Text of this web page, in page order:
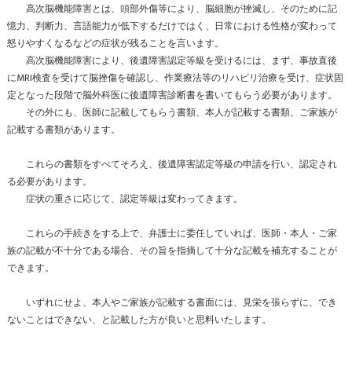
高次脳機能障害とは、頭部外傷等により、脳細胞が挫滅し、そのために記
憶力、判断力、言語能力が低下するだけではく、日常における性格が変わって
怒りやすくなるなどの症状が残ることを言います。
高次脳機能障害により、後遺障害認定等級を受けるには、まず、事故直後
にMRI検査を受けて脳挫傷を確認し、作業療法等のリハビリ治療を受け、症状固
定となった段階で脳外科医に後遺障害診断書を書いてもらう必要があります。
その外にも、医師に記載してもらう書類、本人が記載する書類、ご家族が
記載する書類があります。
これらの書類をすべてそろえ、後遺障害認定等級の申請を行い、認定され
る必要があります。
症状の重さに応じて、認定等級は変わってきます。
これらの手続きをする上で、弁護士に委任していれば、医師・本人・ご家
族の記載が不十分である場合、その旨を指摘して十分な記載を補充することが
できます。
いずれにせよ、本人やご家族が記載する書面には、見栄を張らずに、でき
ないことはできない、と記載した方が良いと思料いたします。